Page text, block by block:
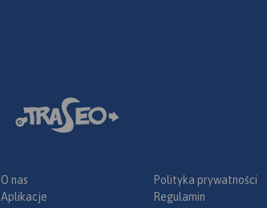
O nas
Aplikacje
Polityka prywatności
Regulamin